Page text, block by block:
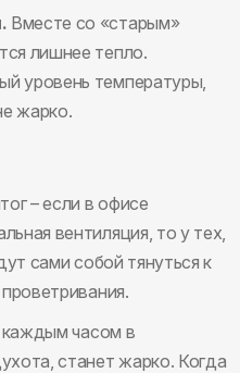
Вместе со «старым»
лишнее тепло.
уровень температуры,
жарко.
– если в офисе
вентиляция, то у тех,
сами собой тянуться к
каждым часом в
станет жарко. Когда